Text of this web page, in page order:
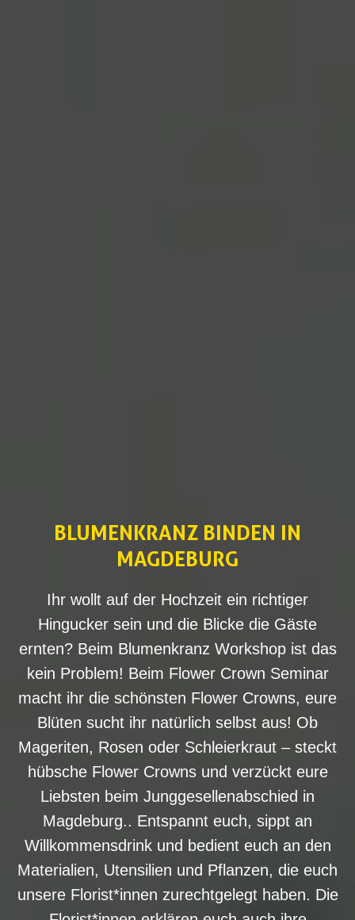
BLUMENKRANZ BINDEN IN
MAGDEBURG
Ihr wollt auf der Hochzeit ein richtiger
Hingucker sein und die Blicke die Gäste
ernten? Beim Blumenkranz Workshop ist das
kein Problem! Beim Flower Crown Seminar
macht ihr die schönsten Flower Crowns, eure
Blüten sucht ihr natürlich selbst aus! Ob
Mageriten, Rosen oder Schleierkraut – steckt
hübsche Flower Crowns und verzückt eure
Liebsten beim Junggesellenabschied in
Magdeburg.. Entspannt euch, sippt an
Willkommensdrink und bedient euch an den
Materialien, Utensilien und Pflanzen, die euch
unsere Florist*innen zurechtgelegt haben. Die